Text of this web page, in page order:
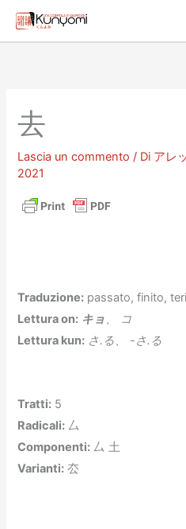
去
Lascia un commento / Di アレ
2021
Traduzione: passato, finito,
Lettura on: キョ、 コ
Lettura kun: さ.る、 -さ.る
Tratti: 5
Radicali: 厶
Componenti: 厶 土
Varianti: 厺